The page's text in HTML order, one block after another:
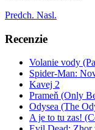
Predch. Nasl.
Recenzie
Volanie vody
Spider-Man:
Kavej 2
Prameň (Only
Odysea (The
A je to tu zas!